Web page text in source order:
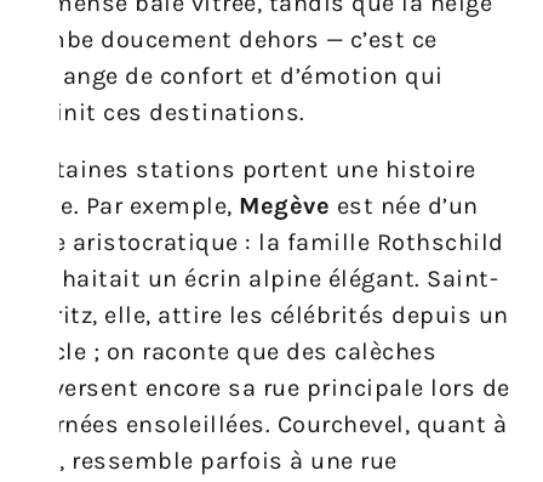
tombe doucement dehors — c’est ce
mélange de confort et d’émotion qui
définit ces destinations.
Certaines stations portent une histoire
forte. Par exemple, Megève est née d’un
rêve aristocratique : la famille Rothschild
souhaitait un écrin alpine élégant. Saint-
Moritz, elle, attire les célébrités depuis un
siècle ; on raconte que des calèches
traversent encore sa rue principale lors de
journées ensoleillées. Courchevel, quant à
elle, ressemble parfois à une rue